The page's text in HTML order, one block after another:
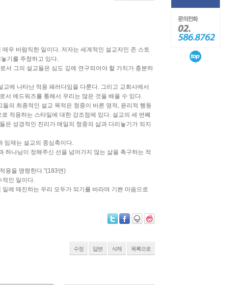
우 바람직한 일이다. 저자는 세계적인 설교자인 존 스토
기를 주창하고 있다.
서 그의 설교들은 심도 깊에 연구되어야 할 가치가 충분하
에 나타난 적용 패러다임을 다룬다. 그리고 교회사에서
서 에드워즈를 통해서 우리는 많은 것을 배울 수 있다.
의 최종적인 설교 목적은 청중이 바른 영적, 윤리적 행동
적용하는 스타일에 대한 강조점에 있다. 설교의 세 번째
성경적인 진리가 매일의 청중의 삶과 다리놓기가 되지
임재는 설교의 중심축이다.
하나님이 정해주신 선을 넘어가지 않는 삶을 촉구하는 적
용을 명령한다."(183면)
적인 일이다.
에 매진하는 우리 모두가 되기를 바라며 기쁜 마음으로
수정 답변 삭제 목록으로